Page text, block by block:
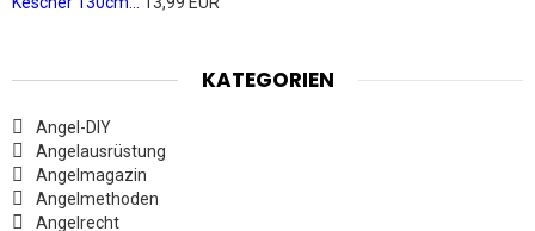
KATEGORIEN
Angel-DIY
Angelausrüstung
Angelmagazin
Angelmethoden
Angelrecht